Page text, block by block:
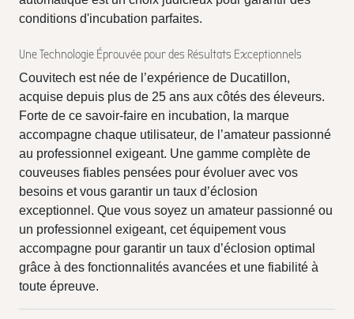
conditions d'incubation parfaites.
Une Technologie Éprouvée pour des Résultats Exceptionnels
Couvitech est née de l’expérience de Ducatillon,
acquise depuis plus de 25 ans aux côtés des éleveurs.
Forte de ce savoir-faire en incubation, la marque
accompagne chaque utilisateur, de l’amateur passionné
au professionnel exigeant. Une gamme complète de
couveuses fiables pensées pour évoluer avec vos
besoins et vous garantir un taux d’éclosion
exceptionnel. Que vous soyez un amateur passionné ou
un professionnel exigeant, cet équipement vous
accompagne pour garantir un taux d’éclosion optimal
grâce à des fonctionnalités avancées et une fiabilité à
toute épreuve.